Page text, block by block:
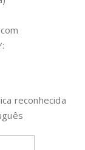
reconhecida